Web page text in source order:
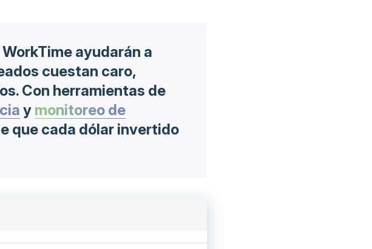
ayudarán a
cuestan caro,
Con herramientas de
y monitoreo de
que cada dólar invertido